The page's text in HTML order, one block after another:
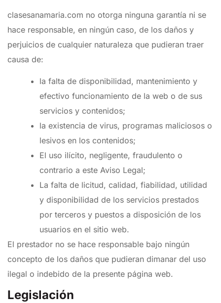
clasesanamaria.com no otorga ninguna garantía ni se
hace responsable, en ningún caso, de los daños y
perjuicios de cualquier naturaleza que pudieran traer
causa de:
la falta de disponibilidad, mantenimiento y
efectivo funcionamiento de la web o de sus
servicios y contenidos;
la existencia de virus, programas maliciosos o
lesivos en los contenidos;
El uso ilícito, negligente, fraudulento o
contrario a este Aviso Legal;
La falta de licitud, calidad, fiabilidad, utilidad
y disponibilidad de los servicios prestados
por terceros y puestos a disposición de los
usuarios en el sitio web.
El prestador no se hace responsable bajo ningún
concepto de los daños que pudieran dimanar del uso
ilegal o indebido de la presente página web.
Legislación